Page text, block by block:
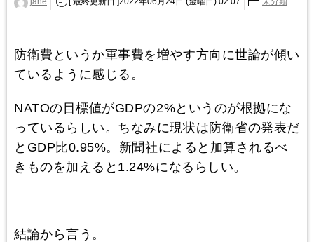
防衛費というか軍事費を増やす方向に世論が傾い
ているように感じる。
NATOの目標値がGDPの2%というのが根拠にな
っているらしい。ちなみに現状は防衛省の発表だ
とGDP比0.95%。新聞社によると加算されるべ
きものを加えると1.24%になるらしい。
結論から言う。